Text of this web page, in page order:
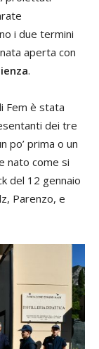
i due termini
aperta con
.
Fem è stata
dei tre
po’ prima o un
nato come si
del 12 gennaio
Parenzo, e